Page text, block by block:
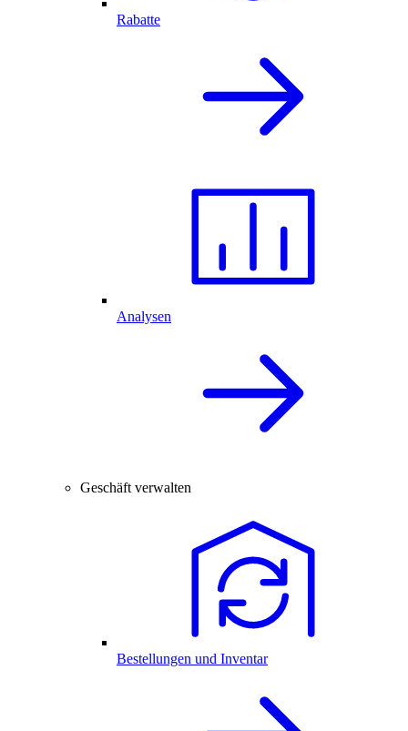
Rabatte
Analysen
Geschäft verwalten
Bestellungen und Inventar